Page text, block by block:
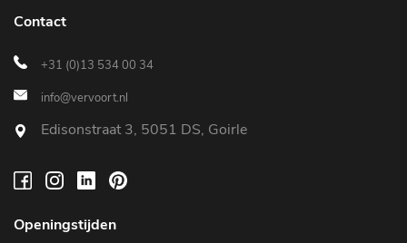
Contact
+31 (0)13 534 00 34
info@vervoort.nl
Edisonstraat 3, 5051 DS, Goirle
Openingstijden